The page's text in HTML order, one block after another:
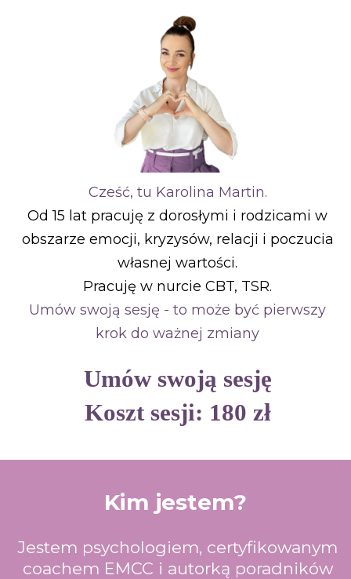
Cześć, tu Karolina Martin.
Od 15 lat pracuję z dorosłymi i rodzicami w
obszarze emocji, kryzysów, relacji i poczucia
własnej wartości.
Pracuję w nurcie CBT, TSR.
Umów swoją sesję - to może być pierwszy
krok do ważnej zmiany
Umów swoją sesję
Koszt sesji: 180 zł
Kim jestem?
Jestem psychologiem, certyfikowanym
coachem EMCC i autorką poradników